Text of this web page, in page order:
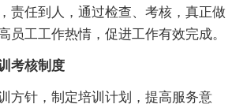
责任到人，通过检查、考核，真正做
员工工作热情，促进工作有效完成。
核制度
针，制定培训计划，提高服务意